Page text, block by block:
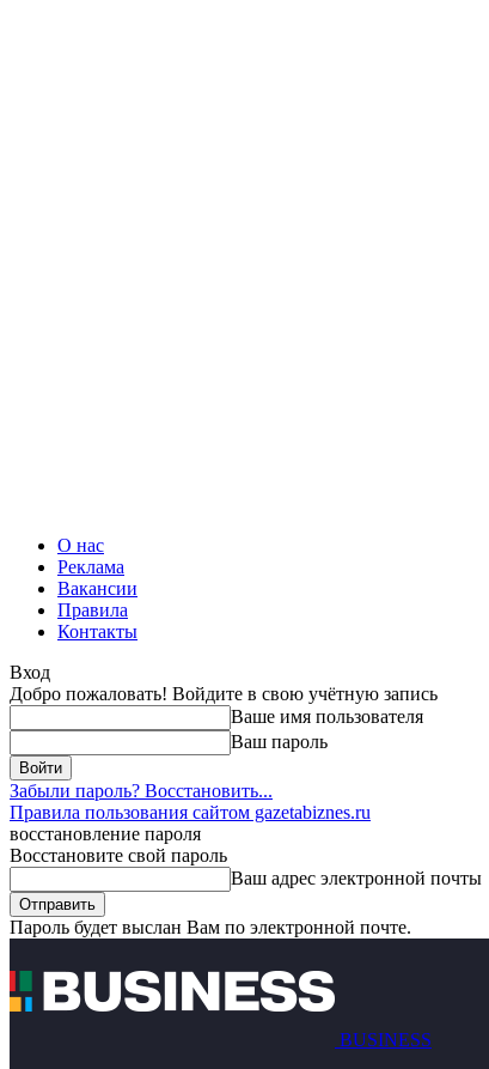
О нас
Реклама
Вакансии
Правила
Контакты
Вход
Добро пожаловать! Войдите в свою учётную запись
Ваше имя пользователя
Ваш пароль
Забыли пароль? Восстановить...
Правила пользования сайтом gazetabiznes.ru
восстановление пароля
Восстановите свой пароль
Ваш адрес электронной почты
Пароль будет выслан Вам по электронной почте.
BUSINESS